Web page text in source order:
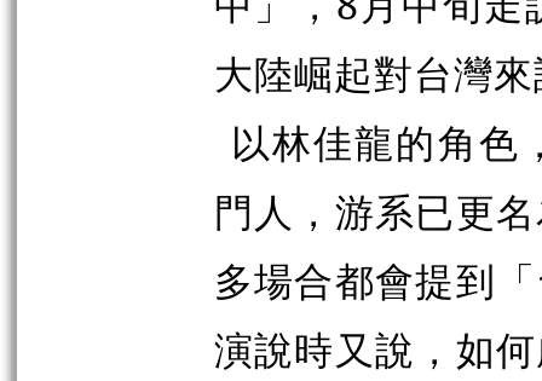
大陸崛起對台灣
以林佳龍的角色
門人，游系已更
多場合都會提到
演說時又說，如